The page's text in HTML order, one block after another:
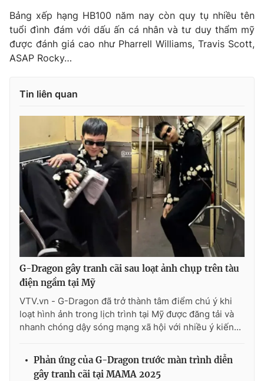
Email:
toasoan@vtv.vn
Liên hệ quảng cáo:
024-7300.7108
® Cấm sao chép dưới mọi hình thức nếu không có sự chấp
thuận bằng văn bản. Ghi rõ nguồn VTV.vn khi phát hành lại
thông tin từ website này.
Bảng xếp hạng HB100 năm nay còn quy tụ nhiều tên
tuổi đình đám với dấu ấn cá nhân và tư duy thẩm mỹ
được đánh giá cao như Pharrell Williams, Travis Scott,
ASAP Rocky…
Tin liên quan
G-Dragon gây tranh cãi sau loạt ảnh chụp trên tàu
điện ngầm tại Mỹ
VTV.vn - G-Dragon đã trở thành tâm điểm chú ý khi
loạt hình ảnh trong lịch trình tại Mỹ được đăng tải và
nhanh chóng dậy sóng mạng xã hội với nhiều ý kiến...
Phản ứng của G-Dragon trước màn trình diễn
gây tranh cãi tại MAMA 2025